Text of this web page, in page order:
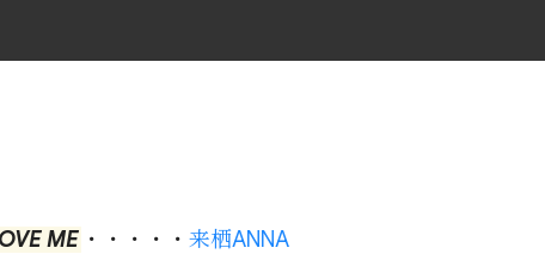
ME ・・・・・ 来栖ANNA